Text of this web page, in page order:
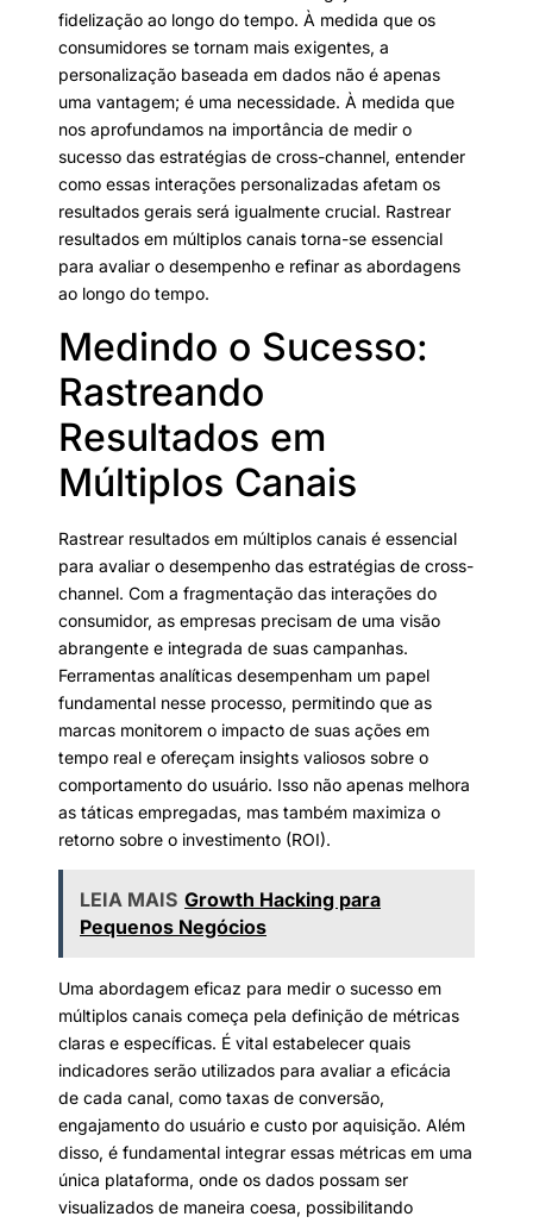
fidelização ao longo do tempo. À medida que os
consumidores se tornam mais exigentes, a
personalização baseada em dados não é apenas
uma vantagem; é uma necessidade. À medida que
nos aprofundamos na importância de medir o
sucesso das estratégias de cross-channel, entender
como essas interações personalizadas afetam os
resultados gerais será igualmente crucial. Rastrear
resultados em múltiplos canais torna-se essencial
para avaliar o desempenho e refinar as abordagens
ao longo do tempo.
Medindo o Sucesso:
Rastreando
Resultados em
Múltiplos Canais
Rastrear resultados em múltiplos canais é essencial
para avaliar o desempenho das estratégias de cross-
channel. Com a fragmentação das interações do
consumidor, as empresas precisam de uma visão
abrangente e integrada de suas campanhas.
Ferramentas analíticas desempenham um papel
fundamental nesse processo, permitindo que as
marcas monitorem o impacto de suas ações em
tempo real e ofereçam insights valiosos sobre o
comportamento do usuário. Isso não apenas melhora
as táticas empregadas, mas também maximiza o
retorno sobre o investimento (ROI).
LEIA MAIS Growth Hacking para
Pequenos Negócios
Uma abordagem eficaz para medir o sucesso em
múltiplos canais começa pela definição de métricas
claras e específicas. É vital estabelecer quais
indicadores serão utilizados para avaliar a eficácia
de cada canal, como taxas de conversão,
engajamento do usuário e custo por aquisição. Além
disso, é fundamental integrar essas métricas em uma
única plataforma, onde os dados possam ser
visualizados de maneira coesa, possibilitando